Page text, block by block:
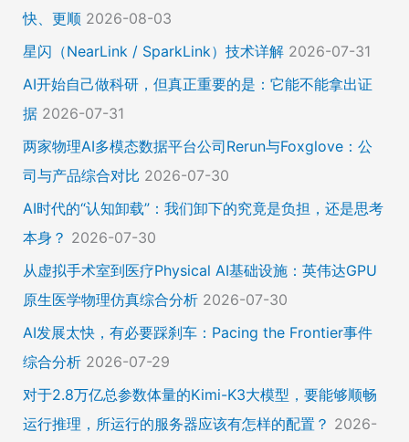
快、更顺 2026-08-03
星闪（NearLink / SparkLink）技术详解 2026-07-31
AI开始自己做科研，但真正重要的是：它能不能拿出证
据 2026-07-31
两家物理AI多模态数据平台公司Rerun与Foxglove：公
司与产品综合对比 2026-07-30
AI时代的“认知卸载”：我们卸下的究竟是负担，还是思考
本身？ 2026-07-30
从虚拟手术室到医疗Physical AI基础设施：英伟达GPU
原生医学物理仿真综合分析 2026-07-30
AI发展太快，有必要踩刹车：Pacing the Frontier事件
综合分析 2026-07-29
对于2.8万亿总参数体量的Kimi-K3大模型，要能够顺畅
运行推理，所运行的服务器应该有怎样的配置？ 2026-